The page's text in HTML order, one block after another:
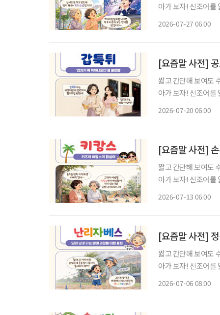
아가 보자! 신조어를
2026-07-27 06:00
[요즘말 사전]
짧고 간단해 보여도
아가 보자! 신조어를
2026-07-20 06:00
[요즘말 사전]
짧고 간단해 보여도
아가 보자! 신조어를
2026-07-13 06:00
[요즘말 사전]
짧고 간단해 보여도
아가 보자! 신조어를
2026-07-06 08:00